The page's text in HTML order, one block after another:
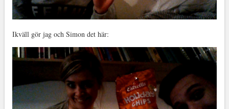
Ikväll gör jag och Simon det här: